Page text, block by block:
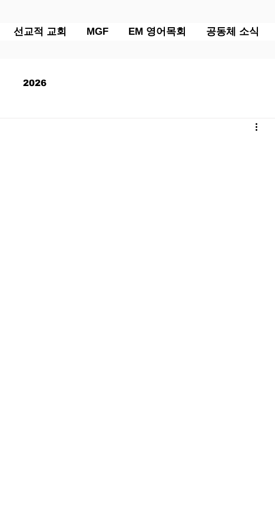
선교적 교회 MGF EM 영어목회 공동체 소식
2026